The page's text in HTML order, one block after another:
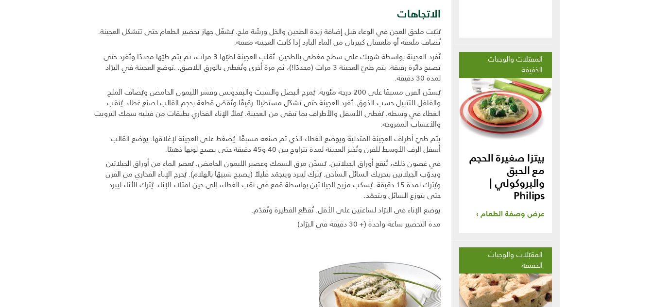
الاتجاهات
يُثبّت ملحق العجن في الوعاء قبل إضافة زبدة الطحين والخل ورشّة ملح. يُشغّل جهاز تحضير الطعام حتى تتشكل العجينة.
تُضاف ملعقة أو ملعقتان كبيرتان من الماء البارد إذا كانت العجينة مفتتة.
تُفرد العجينة بواسطة شوبك على سطح مغطى بالطحين. تُقلب العجينة لطيّها 3 مرات، ثم يتم طيّها مجددًا وتُفرد حتى
تصبح دائرة رقيقة. يتم طيّ العجينة 3 مرات (مجددًا!)، ثم مرة أخرى وتُغطى بالورق اللاصق. .توضع العجينة في البرّاد
لمدة 30 دقيقة.
يُسخّن الفرن مسبقًا على 200 درجة مئوية. يُمزج البصل والشبت والبقدونس وقشر الليمون الحامض ويُضاف الملح
والفلفل للتتبيل حسب الذوق. تُفرد العجينة حتى تشكّل مستطيلاً رقيقًا وتُقصّ قطعة بحجم القالب لصنع غطاء. يُثقب
الغطاء في وسطه. يُغطى الأسفل والأطراف بما تبقى من العجينة. يُملأ الإناء الفخاري بطبقات من فيليه سمك الترويت
والأعشاب الممزوجة.
يتم طيّ أطراف العجينة المتدلية ويوضع الغطاء الذي تم صنعه مسبقًا. يُضغط على العجينة لإغلاقها. يوضع القالب
أسفل الرف الأوسط للفرن وتُخبز العجينة لمدة تتراوح بين 40 و45 دقيقة حتى يصبح لونها ذهبيًا.
في غضون ذلك، تُنقع أوراق الجيلاتين. يُسخّن مرق السمك وعصير الليمون الحامض. يُعصر الماء من أوراق الجيلاتين
ويذوّب الجيلاتين بتحريك السائل الساخن. يُترك ليبرد ويتجمّد قليلاً (يصبح شبيهًا بالهلام). يُخرج الإناء الفخاري من الفرن
ويُترك لمدة 15 دقيقة. يُسكب مزيج الجيلاتين بواسطة قمع في ثقب الغطاء، إلى حين امتلاء الإناء. يُترك الأناء ليبرد
حتى يتوزع السائل ويتجمّد.
يوضع الإناء في البرّاد لساعتين على الأقل. تُقطّع الفطيرة وتُقدّم.
مدة التحضير ساعة واحدة (+ 30 دقيقة في البرّاد)
المقبّلات والوجبات
الخفيفة
بيتزا صغيرة الحجم
مع الحبق
والبروكولي |
Philips
عرض وصفة الطعام
المقبّلات والوجبات
الخفيفة